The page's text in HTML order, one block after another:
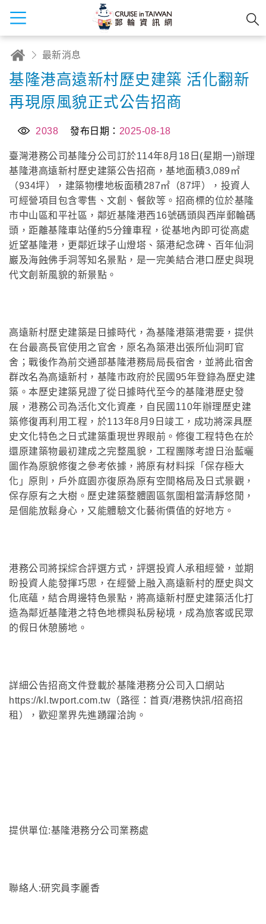
最新消息
基隆港高遠新村歷史建築 活化翻新
再現原風貌正式公告招商
2038 發布日期： 2025-08-18
臺灣港務公司基隆分公司訂於114年8月18日(星期一)辦理
基隆港高遠新村歷史建築公告招商，基地面積3,089㎡
（934坪），建築物樓地板面積287㎡（87坪），投資人
可經營項目包含零售、文創、餐飲等。招商標的位於基隆
市中山區和平社區，鄰近基隆港西16號碼頭與西岸郵輪碼
頭，距離基隆車站僅約5分鐘車程，從基地內即可從高處
近望基隆港，更鄰近球子山燈塔、築港紀念碑、百年仙洞
巖及海蝕佛手洞等知名景點，是一完美結合港口歷史與現
代文創新風貌的新景點。
高遠新村歷史建築是日據時代，為基隆港築港需要，提供
在台最高長官使用之官舍，原名為築港出張所仙洞町官
舍；戰後作為前交通部基隆港務局局長宿舍，並將此宿舍
群改名為高遠新村，基隆市政府於民國95年登錄為歷史建
築。本歷史建築見證了從日據時代至今的基隆港歷史發
展，港務公司為活化文化資產，自民國110年辦理歷史建
築修復再利用工程，於113年8月9日竣工，成功將深具歷
史文化特色之日式建築重現世界眼前。修復工程特色在於
還原建築物最初建成之完整風貌，工程團隊考證日治藍曬
圖作為原貌修復之參考依據，將原有材料採「保存極大
化」原則，戶外庭園亦復原為原有空間格局及日式景觀，
保存原有之大樹。歷史建築整體園區氛圍相當清靜悠閒，
是個能放鬆身心，又能體驗文化藝術價值的好地方。
港務公司將採綜合評選方式，評選投資人承租經營，並期
盼投資人能發揮巧思，在經營上融入高遠新村的歷史與文
化底蘊，結合周邊特色景點，將高遠新村歷史建築活化打
造為鄰近基隆港之特色地標與私房秘境，成為旅客或民眾
的假日休憩勝地。
詳細公告招商文件登載於基隆港務分公司入口網站
https://kl.twport.com.tw（路徑：首頁/港務快訊/招商招
租），歡迎業界先進踴躍洽詢。
提供單位:基隆港務分公司業務處
聯絡人:研究員李麗香